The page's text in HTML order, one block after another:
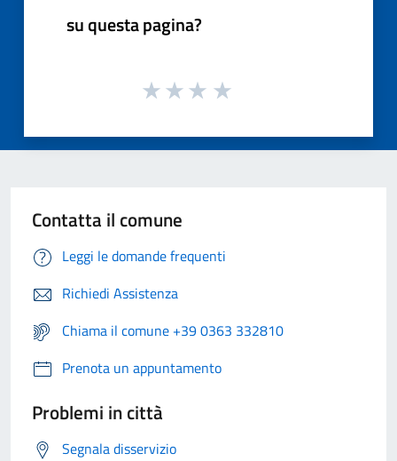
su questa pagina?
Contatta il comune
Leggi le domande frequenti
Richiedi Assistenza
Chiama il comune +39 0363 332810
Prenota un appuntamento
Problemi in città
Segnala disservizio